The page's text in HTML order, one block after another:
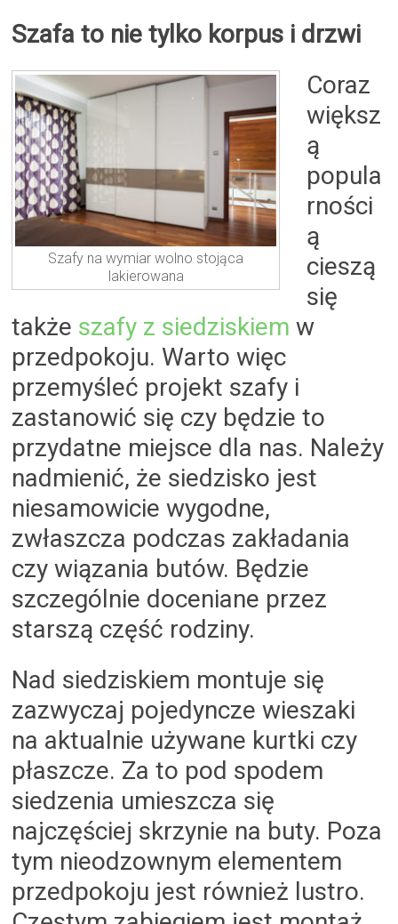
Szafa to nie tylko korpus i drzwi
Szafy na wymiar wolno stojąca
lakierowana
Coraz
większ
ą
popula
rności
ą
cieszą
się
także szafy z siedziskiem w
przedpokoju. Warto więc
przemyśleć projekt szafy i
zastanowić się czy będzie to
przydatne miejsce dla nas. Należy
nadmienić, że siedzisko jest
niesamowicie wygodne,
zwłaszcza podczas zakładania
czy wiązania butów. Będzie
szczególnie doceniane przez
starszą część rodziny.
Nad siedziskiem montuje się
zazwyczaj pojedyncze wieszaki
na aktualnie używane kurtki czy
płaszcze. Za to pod spodem
siedzenia umieszcza się
najczęściej skrzynie na buty. Poza
tym nieodzownym elementem
przedpokoju jest również lustro.